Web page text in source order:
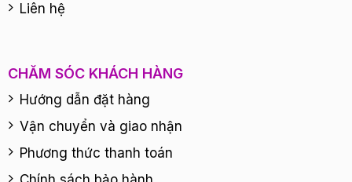
Liên hệ
CHĂM SÓC KHÁCH HÀNG
Hướng dẫn đặt hàng
Vận chuyển và giao nhận
Phương thức thanh toán